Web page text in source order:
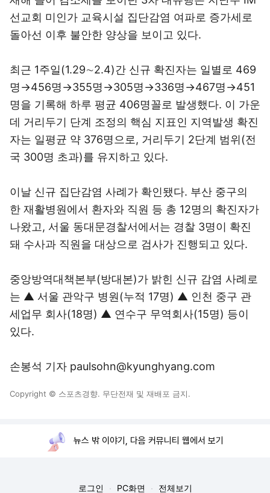
선교회 미인가 교육시설 집단감염 여파로 증가세로
돌아선 이후 불안한 양상을 보이고 있다.
최근 1주일(1.29∼2.4)간 신규 확진자는 일별로 469
명→456명→355명→305명→336명→467명→451
명을 기록해 하루 평균 406명꼴로 발생했다. 이 가운
데 거리두기 단계 조정의 핵심 지표인 지역발생 확진
자는 일평균 약 376명으로, 거리두기 2단계 범위(전
국 300명 초과)를 유지하고 있다.
이날 신규 집단감염 사례가 확인됐다. 부산 중구의
한 재활병원에서 환자와 직원 등 총 12명의 확진자가
나왔고, 서울 동대문경찰서에서는 경찰 3명이 확진
돼 수사과 직원을 대상으로 검사가 진행되고 있다.
중앙방역대책본부(방대본)가 밝힌 신규 감염 사례로
는 ▲ 서울 관악구 병원(누적 17명) ▲ 인천 중구 관
세업무 회사(18명) ▲ 연수구 무역회사(15명) 등이
있다.
손봉석 기자 paulsohn@kyunghyang.com
Copyright © 스포츠경향. 무단전재 및 재배포 금지.
뉴스 밖 이야기, 다음 커뮤니티 웹에서 보기
로그인 PC화면 전체보기